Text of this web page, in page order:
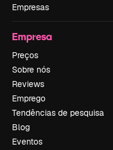
Empresas
Empresa
Preços
Sobre nós
Reviews
Emprego
Tendências de pesquisa
Blog
Eventos